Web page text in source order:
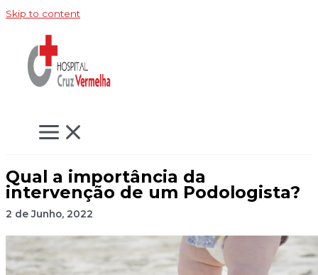
Skip to content
Qual a importância da
intervenção de um Podologista?
2 de Junho, 2022